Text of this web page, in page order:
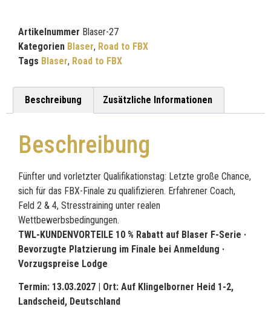
Artikelnummer Blaser-27
Kategorien Blaser, Road to FBX
Tags Blaser, Road to FBX
Beschreibung Zusätzliche Informationen
Beschreibung
Fünfter und vorletzter Qualifikationstag: Letzte große Chance,
sich für das FBX-Finale zu qualifizieren. Erfahrener Coach,
Feld 2 & 4, Stresstraining unter realen
Wettbewerbsbedingungen.
TWL-KUNDENVORTEILE 10 % Rabatt auf Blaser F-Serie ·
Bevorzugte Platzierung im Finale bei Anmeldung ·
Vorzugspreise Lodge
Termin: 13.03.2027 | Ort: Auf Klingelborner Heid 1-2,
Landscheid, Deutschland